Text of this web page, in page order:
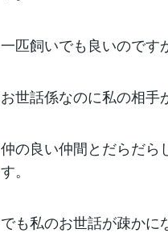
一匹飼いでも良いのです
お世話係なのに私の相手
仲の良い仲間とだらだら
す。
でも私のお世話が疎かに